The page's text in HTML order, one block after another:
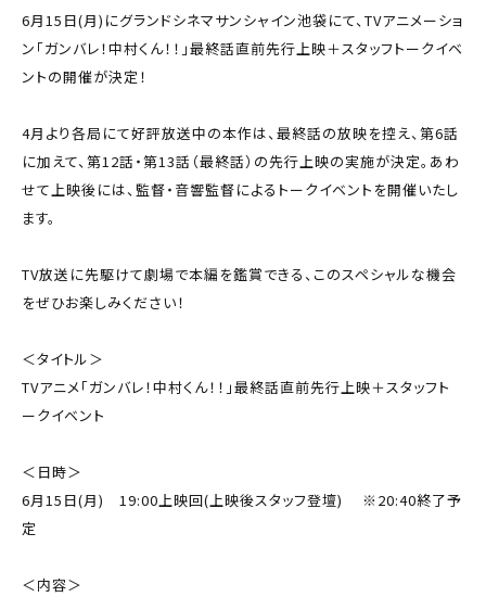
6月15日(月)にグランドシネマサンシャイン池袋にて、TVアニメーショ
ン「ガンバレ！中村くん！！」最終話直前先行上映＋スタッフトークイベ
ントの開催が決定！
4月より各局にて好評放送中の本作は、最終話の放映を控え、第6話
に加えて、第12話・第13話（最終話）の先行上映の実施が決定。あわ
せて上映後には、監督・音響監督によるトークイベントを開催いたし
ます。
TV放送に先駆けて劇場で本編を鑑賞できる、このスペシャルな機会
をぜひお楽しみください！
＜タイトル＞
TVアニメ「ガンバレ！中村くん！！」最終話直前先行上映＋スタッフト
ークイベント
＜日時＞
6月15日(月) 19:00上映回(上映後スタッフ登壇) ※20:40終了予
定
＜内容＞